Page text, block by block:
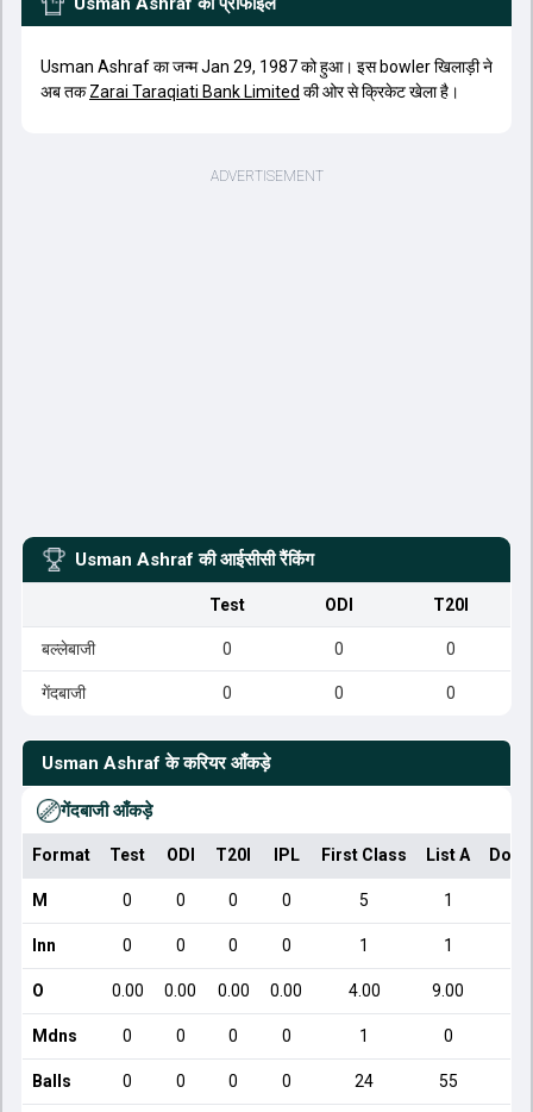
Usman Ashraf का जन्म Jan 29, 1987 को हुआ। इस bowler खिलाड़ी ने
अब तकZarai Taraqiati Bank Limited की ओर से क्रिकेट खेला है।
Usman Ashraf की आईसीसी रैंकिंग
Test ODI T20I
बल्लेबाजी 0 0 0
गेंदबाजी 0 0 0
Usman Ashraf के करियर आँकड़े
गेंदबाजी आँकड़े
Format Test ODI T20I IPL First Class List A
M 0 0 0 0 5 1
Inn 0 0 0 0 1 1
O 0.00 0.00 0.00 0.00 4.00 9.00
Mdns 0 0 0 0 1 0
Balls 0 0 0 0 24 55